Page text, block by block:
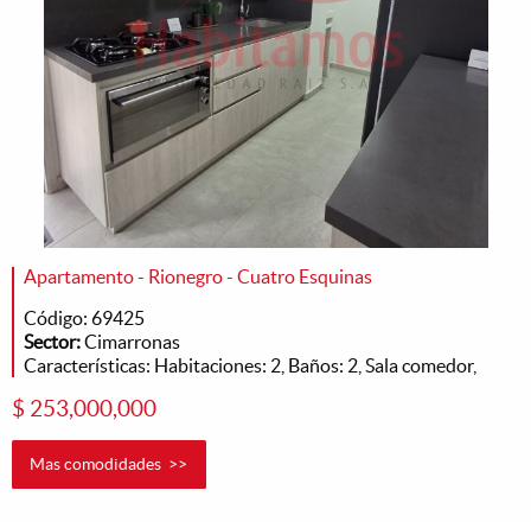
Apartamento - Rionegro - Cuatro Esquinas
Código: 69425
Sector:Cimarronas
Características: Habitaciones: 2, Baños: 2, Sala comedor,
$ 253,000,000
Mas comodidades >>